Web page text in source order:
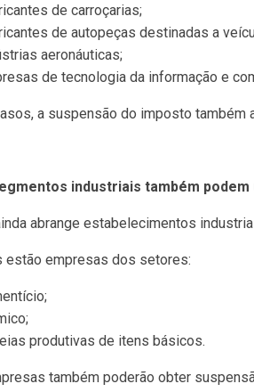
de carroçarias;
de autopeças destinadas a
aeronáuticas;
de tecnologia da informação e
a suspensão do imposto também
industriais também
abrange estabelecimentos
estão empresas dos setores:
produtivas de itens básicos.
também poderão obter